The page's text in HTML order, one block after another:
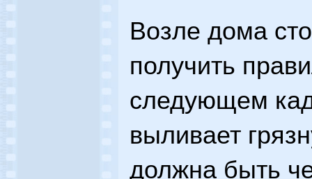
Возле дома
получить
следующем
выливает
должна быть